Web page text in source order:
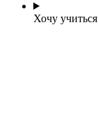
Хочу учиться